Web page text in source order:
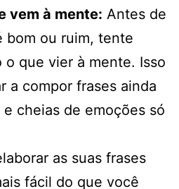
vem à mente: Antes de
bom ou ruim, tente
o que vier à mente. Isso
a compor frases ainda
e cheias de emoções só
as suas frases
fácil do que você